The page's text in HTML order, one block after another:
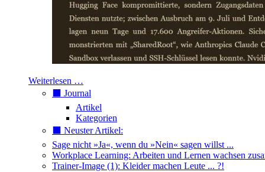
Weiterlesen …
⬛️ Journal
Artikel
Kategorien
⬛️ Neuster Artikel:
Sage nicht »Ja«, wenn du »Nein« sagen willst ...
Workplace Learning: Arbeiten und Lernen wachsen
Trainer-Image (1): Kleider machen Leute ... ?!